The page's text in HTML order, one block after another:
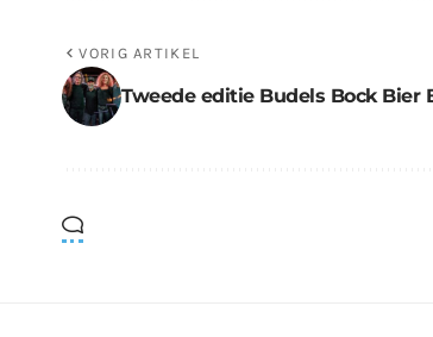
VORIG ARTIKEL
Tweede editie Budels Bock Bier